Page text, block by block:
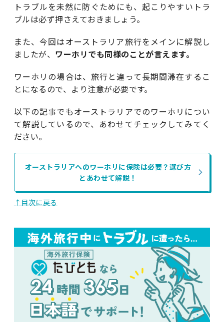
トラブルを未然に防ぐためにも、起こりやすいトラ
ブルは必ず押さえておきましょう。
また、今回はオーストラリア旅行をメインに解説し
ましたが、 ワーホリでも同様のことが言えます。
ワーホリの場合は、旅行と違って長期間滞在するこ
とになるので、より注意が必要です。
以下の記事でもオーストラリアでのワーホリについ
て解説しているので、あわせてチェックしてみてく
ださい。
オーストラリアへのワーホリに保険は必要？選び方
とあわせて解説！
↑目次に戻る